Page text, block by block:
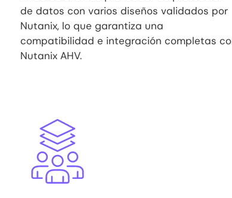
de datos con varios diseños validados por
Nutanix, lo que garantiza una
compatibilidad e integración completas
Nutanix AHV.
Image